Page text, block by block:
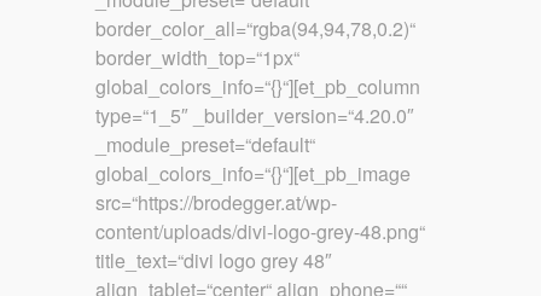
border_color_all=“rgba(94,94,78,0.2)“
border_width_top=“1px“
global_colors_info=“{}“][et_pb_column
type=“1_5″ _builder_version=“4.20.0″
_module_preset=“default“
global_colors_info=“{}“][et_pb_image
src=“https://brodegger.at/wp-
content/uploads/divi-logo-grey-48.png“
title_text=“divi logo grey 48″
align_tablet=“center“ align_phone=““